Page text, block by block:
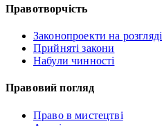
Правотворчість
Законопроекти на розгляді
Прийняті закони
Набули чинності
Правовий погляд
Право в мистецтві